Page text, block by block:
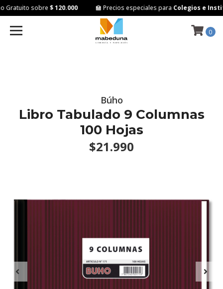
Gratuito sobre$ 120.000 🏫 Precios especiales paraColegios e
0
Búho
Libro Tabulado 9 Columnas
100 Hojas
$21.990